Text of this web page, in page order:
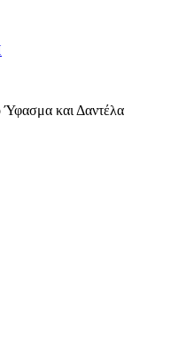
και Δαντέλα